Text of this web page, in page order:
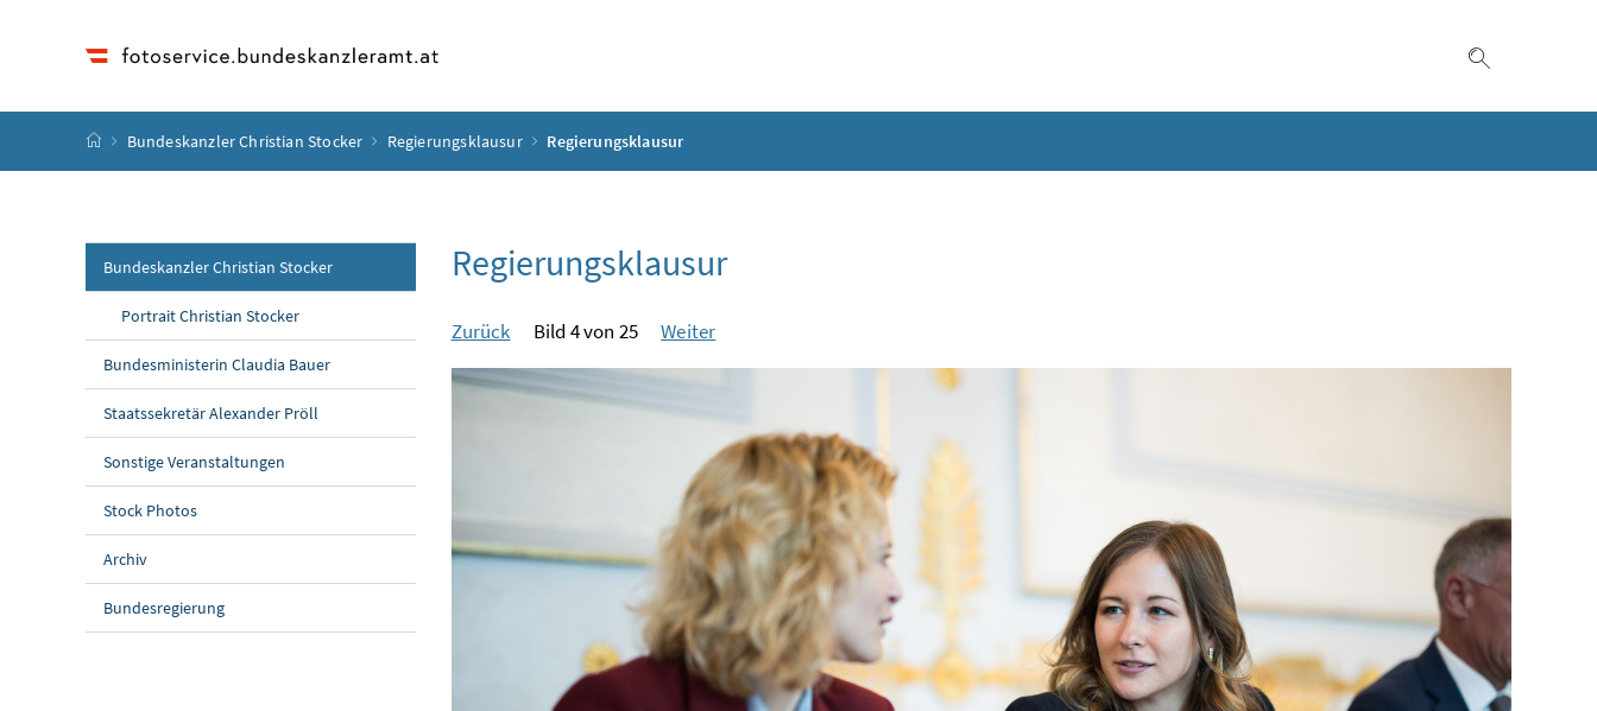
Startseite
Bundeskanzler Christian Stocker Regierungsklausur Regierungsklausur
Bundeskanzler Christian Stocker
Portrait Christian Stocker
Bundesministerin Claudia Bauer
Staatssekretär Alexander Pröll
Sonstige Veranstaltungen
Stock Photos
Archiv
Bundesregierung
Regierungsklausur
Zurück Bild 4 von 25 Weiter